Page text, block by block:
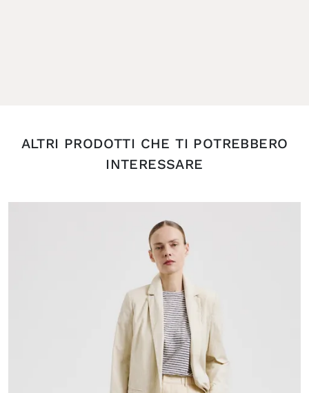
ALTRI PRODOTTI CHE TI POTREBBERO
INTERESSARE